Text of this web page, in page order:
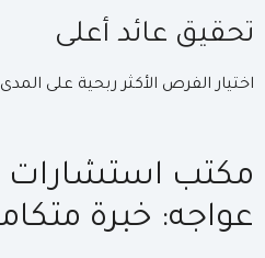
تحقيق عائد أعلى
اختيار الفرص الأكثر ربحية على
مكتب استشارات
عواجه: خبرة